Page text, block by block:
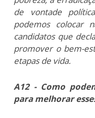
de vontade
podemos colocar
candidatos que
promover o bem-
etapas de vida.
A12 - Como
para melhorar